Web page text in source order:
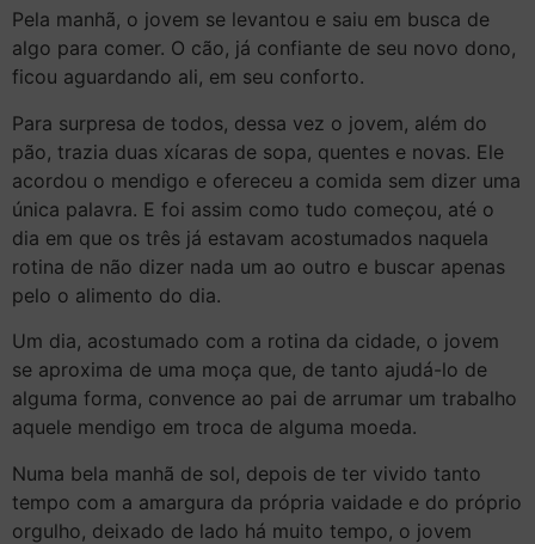
Pela manhã, o jovem se levantou e saiu em busca de
algo para comer. O cão, já confiante de seu novo dono,
ficou aguardando ali, em seu conforto.
Para surpresa de todos, dessa vez o jovem, além do
pão, trazia duas xícaras de sopa, quentes e novas. Ele
acordou o mendigo e ofereceu a comida sem dizer uma
única palavra. E foi assim como tudo começou, até o
dia em que os três já estavam acostumados naquela
rotina de não dizer nada um ao outro e buscar apenas
pelo o alimento do dia.
Um dia, acostumado com a rotina da cidade, o jovem
se aproxima de uma moça que, de tanto ajudá-lo de
alguma forma, convence ao pai de arrumar um trabalho
aquele mendigo em troca de alguma moeda.
Numa bela manhã de sol, depois de ter vivido tanto
tempo com a amargura da própria vaidade e do próprio
orgulho, deixado de lado há muito tempo, o jovem